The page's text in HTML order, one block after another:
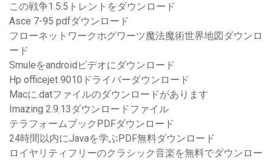
この戦争1.5.5トレントをダウンロード
Asce 7-95 pdfダウンロード
フローネットワークホグワーツ魔法魔術世界地図ダウンロ
ード
Smuleをandroidビデオにダウンロード
Hp officejet 9010ドライバーダウンロード
Macに.datファイルのダウンロードがあります
Imazing 2.9.13ダウンロードファイル
テラフォームブックPDFダウンロード
24時間以内にJavaを学ぶPDF無料ダウンロード
ロイヤリティフリーのクラシック音楽を無料でダウンロー